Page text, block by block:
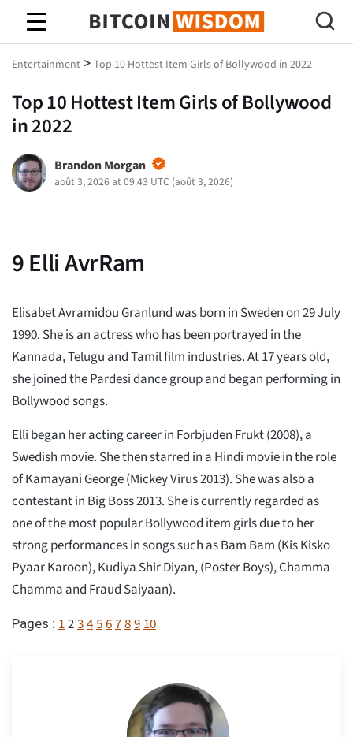
Bitcoin Sagesse
Entertainment > Top 10 Hottest Item Girls of Bollywood in 2022
Top 10 Hottest Item Girls of Bollywood
in 2022
Brandon Morgan
août 3, 2026 at 09:43 UTC (août 3, 2026)
9Elli AvrRam
Elisabet Avramidou Granlund was born in Sweden on 29 July
1990. She is an actress who has been portrayed in the
Kannada, Telugu and Tamil film industries. At 17 years old,
she joined the Pardesi dance group and began performing in
Bollywood songs.
Elli began her acting career in Forbjuden Frukt (2008), a
Swedish movie. She then starred in a Hindi movie in the role
of Kamayani George (Mickey Virus 2013). She was also a
contestant in Big Boss 2013. She is currently regarded as
one of the most popular Bollywood item girls due to her
strong performances in songs such as Bam Bam (Kis Kisko
Pyaar Karoon), Kudiya Shir Diyan, (Poster Boys), Chamma
Chamma and Fraud Saiyaan).
Pages : 12345678910